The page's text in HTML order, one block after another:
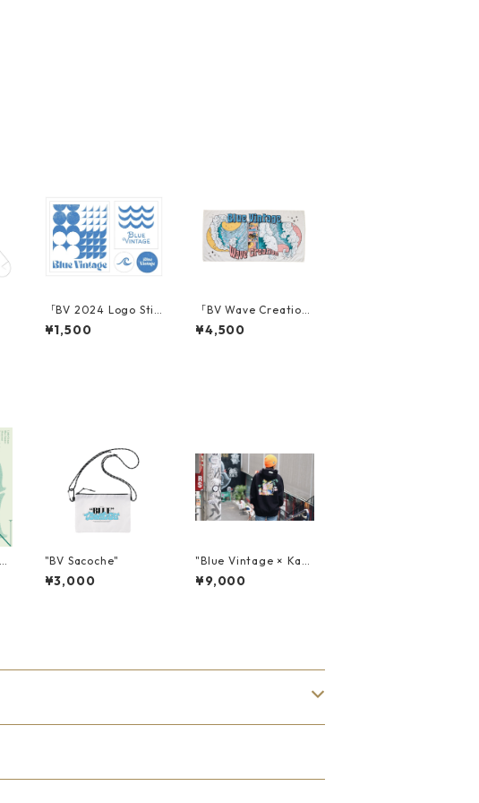
「BV 2024 Logo Stic
ker」
¥1,500
「BV Wave Creation
beach towel」
¥4,500
"BV Sacoche"
¥3,000
"Blue Vintage × Kant
a Original スウェット
パーカー"
¥9,000